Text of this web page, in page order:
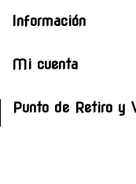
Información
Mi cuenta
Punto de Retiro y